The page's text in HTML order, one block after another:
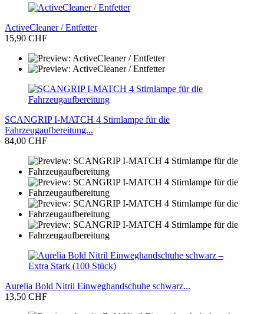
ActiveCleaner / Entfetter
15,90 CHF
SCANGRIP I-MATCH 4 Stirnlampe für die
Fahrzeugaufbereitung...
84,00 CHF
Aurelia Bold Nitril Einweghandschuhe schwarz...
13,50 CHF